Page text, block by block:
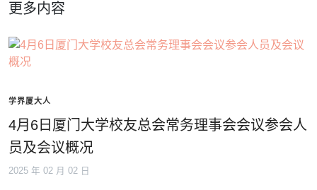
更多内容
学界厦大人
4月6日厦门大学校友总会常务理事会会议参会人
员及会议概况
2025 年 02 月 02 日